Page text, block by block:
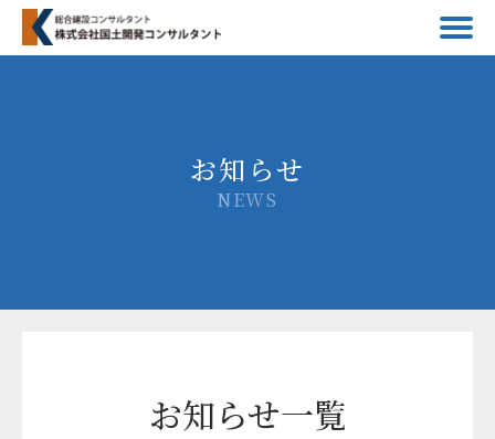
お知らせ
NEWS
お知らせ一覧